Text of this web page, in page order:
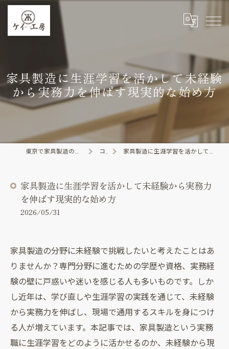
家具製造に生涯学習を活かして未経験
から実務力を伸ばす現実的な始め方
東京で家具製造の求人なら株式会社ケイ工房 コラム 家具製造に生涯学習を活かして未経験から実務力を伸ばす現実的な始め方
家具製造に生涯学習を活かして未経験から実務力
を伸ばす現実的な始め方
2026/05/31
家具製造の分野に未経験で挑戦したいと考えたことはあ
りませんか？専門分野に進むための学歴や資格、実務経
験の壁に戸惑いや迷いを感じる人も多いものです。しか
し近年は、学び直しや生涯学習の実践を通じて、未経験
から実務力を伸ばし、現場で通用するスキルを身につけ
る人が増えています。本記事では、家具製造という実務
職に生涯学習をどのように活かせるのか、未経験から現